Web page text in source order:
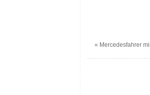
« Mercedesfahrer